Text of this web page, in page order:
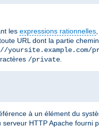
les expressions rationnelles
URL dont la partie
yoursite.example.com/
/private.
à un élément du
HTTP Apache fourni